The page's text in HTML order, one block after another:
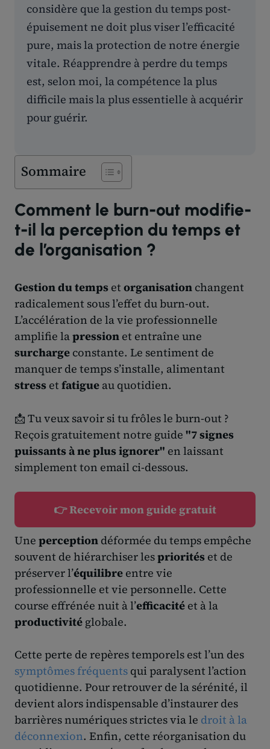
considère que la gestion du temps post-
épuisement ne doit plus viser l’efficacité
pure, mais la protection de notre énergie
vitale. Réapprendre à perdre du temps
est, selon moi, la compétence la plus
difficile mais la plus essentielle à acquérir
pour guérir.
Sommaire
Comment le burn-out modifie-
t-il la perception du temps et
de l’organisation ?
Gestion du temps et organisation changent
radicalement sous l’effet du burn-out.
L’accélération de la vie professionnelle
amplifie lapression et entraîne une
surcharge constante. Le sentiment de
manquer de temps s’installe, alimentant
stress et fatigue au quotidien.
📩 Tu veux savoir si tu frôles le burn-out ?
Reçois gratuitement notre guide "7 signes
puissants à ne plus ignorer" en laissant
simplement ton email ci-dessous.
👉 Recevoir mon guide gratuit
Une perception déformée du temps empêche
souvent de hiérarchiser lespriorités et de
préserver l’équilibre entre vie
professionnelle et vie personnelle. Cette
course effrénée nuit à l’efficacité et à la
productivité globale.
Cette perte de repères temporels est l’un des
symptômes fréquents qui paralysent l’action
quotidienne. Pour retrouver de la sérénité, il
devient alors indispensable d’instaurer des
barrières numériques strictes via le droit à la
déconnexion. Enfin, cette réorganisation du